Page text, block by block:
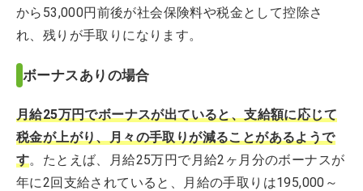
から53,000円前後が社会保険料や税金として控除さ
れ、残りが手取りになります。
ボーナスありの場合
月給25万円でボーナスが出ていると、支給額に応じて
税金が上がり、月々の手取りが減ることがあるようで
す。たとえば、月給25万円で月給2ヶ月分のボーナスが
年に2回支給されていると、月給の手取りは195,000～